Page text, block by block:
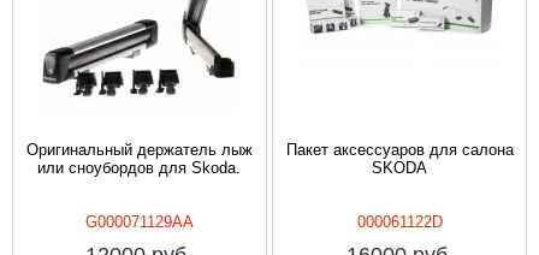
Оригинальный держатель лыж
или сноубордов для Skoda.
G000071129AA
Пакет аксессуаров для салона
SKODA
000061122D